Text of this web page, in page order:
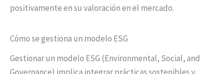
positivamente en su valoración en el mercado.
Cómo se gestiona un modelo ESG
Gestionar un modelo ESG (Environmental, Social, and